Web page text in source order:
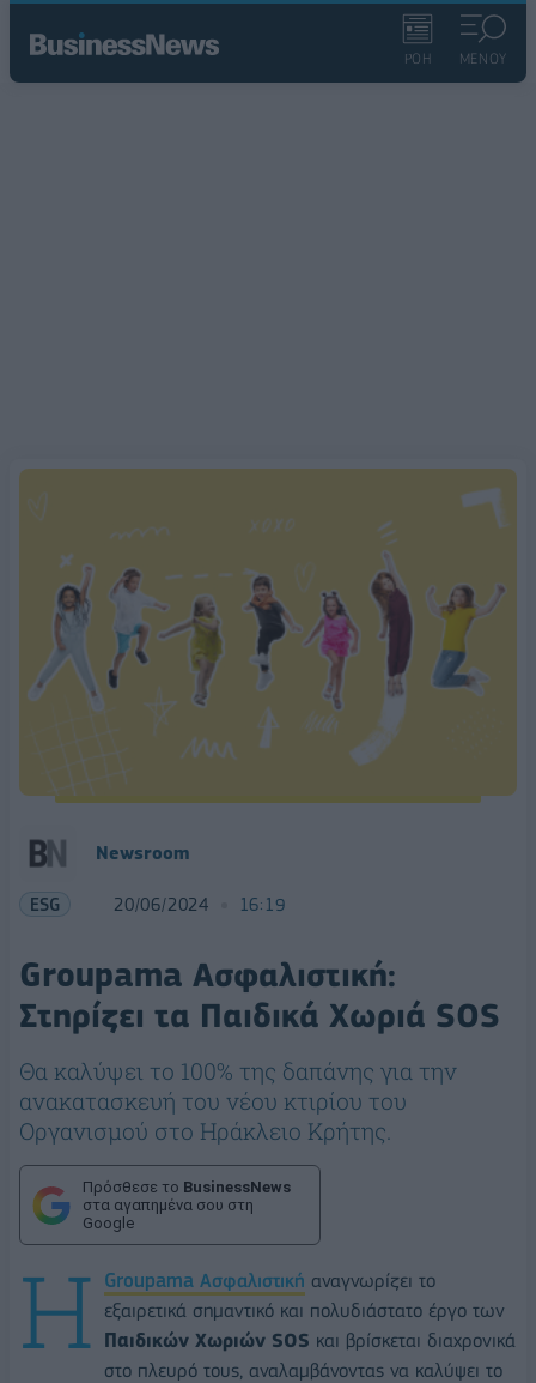
ΡΟΗ ΜΕΝΟΥ
Newsroom
ESG 20/06/2024 16:19
Groupama Ασφαλιστική:
Στηρίζει τα Παιδικά Χωριά SOS
Θα καλύψει το 100% της δαπάνης για την
ανακατασκευή του νέου κτιρίου του
Οργανισμού στο Ηράκλειο Κρήτης.
Πρόσθεσε το BusinessNews
στα αγαπημένα σου στη
Google
H Groupama Ασφαλιστική αναγνωρίζει το
εξαιρετικά σημαντικό και πολυδιάστατο έργο των
Παιδικών Χωριών SOS και βρίσκεται διαχρονικά
στο πλευρό τους, αναλαμβάνοντας να καλύψει το